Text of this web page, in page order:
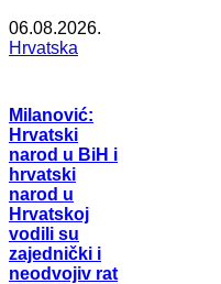
06.08.2026.
Hrvatska
Milanović:
Hrvatski
narod u BiH i
hrvatski
narod u
Hrvatskoj
vodili su
zajednički i
neodvojiv rat